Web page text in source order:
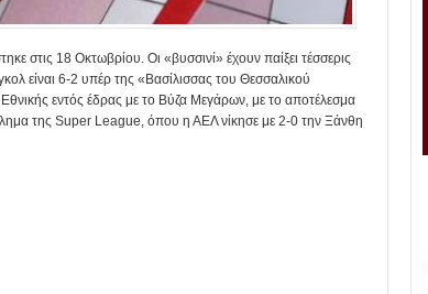
στις 18 Οκτωβρίου. Οι «βυσσινί» έχουν παίξει τέσσερις
είναι 6-2 υπέρ της «Βασίλισσας του Θεσσαλικού
εντός έδρας με το Βύζα Μεγάρων, με το αποτέλεσμα
της Super League, όπου η ΑΕΛ νίκησε με 2-0 την Ξάνθη